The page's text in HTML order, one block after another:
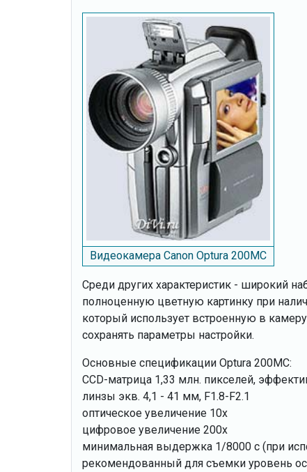
Видеокамера Canon Optura 200MC
Среди других характеристик - широкий
полноценную цветную картинку при
который использует встроенную в
сохранять параметры настройки.
Основные спецификации Optura 200MC:
CCD-матрица 1,33 млн. пикселей,
линзы экв. 4,1 - 41 мм, F1.8-F2.1
оптическое увеличение 10х
цифровое увеличение 200х
минимальная выдержка 1/8000 с (при
рекомендованный для съемки уровень